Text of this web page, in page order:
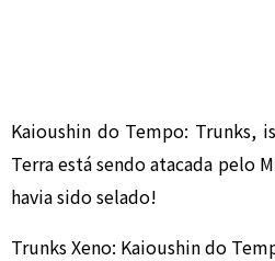
Kaioushin do Tempo: Trunks,
Terra está sendo atacada pelo
havia sido selado!
Trunks Xeno: Kaioushin do